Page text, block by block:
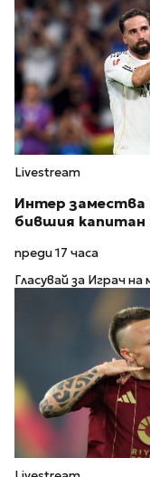
Livestream
Интер замества
бившия капитан
преди 17 часа
Гласувай за Играч